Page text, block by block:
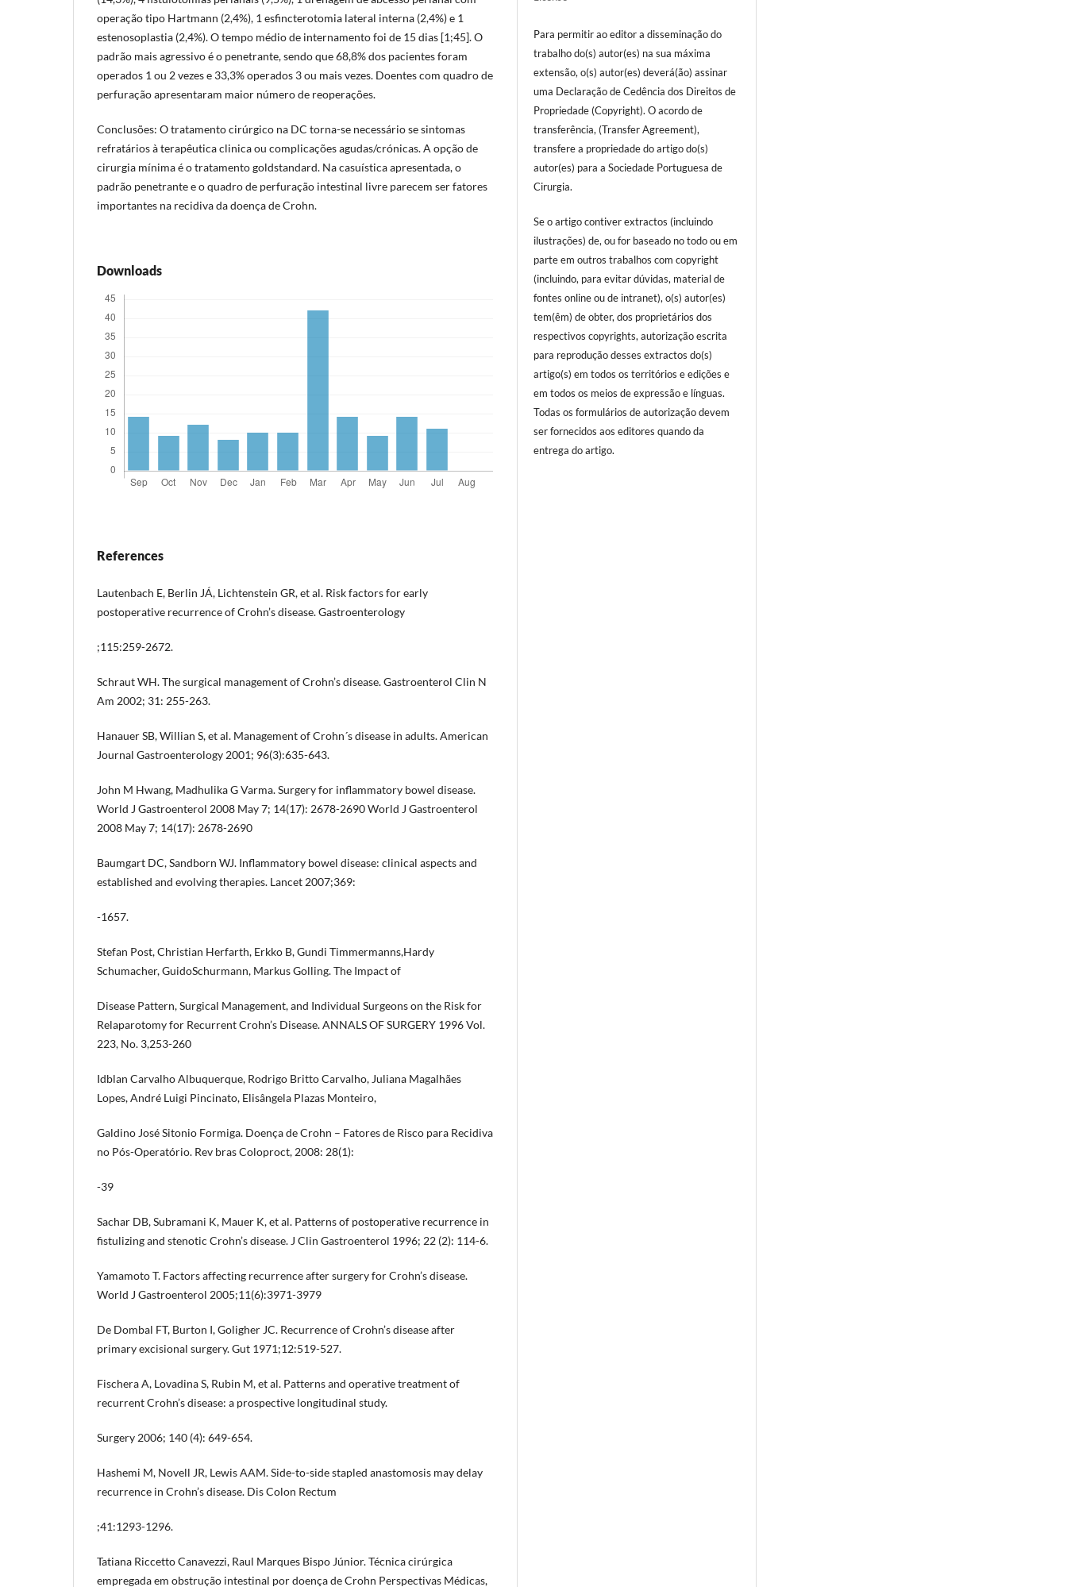
operação tipo Hartmann (2,4%), 1 esfincterotomia lateral interna (2,4%) e 1
estenosoplastia (2,4%). O tempo médio de internamento foi de 15 dias [1;45]. O
padrão mais agressivo é o penetrante, sendo que 68,8% dos pacientes foram
operados 1 ou 2 vezes e 33,3% operados 3 ou mais vezes. Doentes com quadro de
perfuração apresentaram maior número de reoperações.
Conclusões: O tratamento cirúrgico na DC torna-se necessário se sintomas
refratários à terapêutica clinica ou complicações agudas/crónicas. A opção de
cirurgia mínima é o tratamento goldstandard. Na casuística apresentada, o
padrão penetrante e o quadro de perfuração intestinal livre parecem ser fatores
importantes na recidiva da doença de Crohn.
Downloads
References
Lautenbach E, Berlin JÁ, Lichtenstein GR, et al. Risk factors for early
postoperative recurrence of Crohn’s disease. Gastroenterology
;115:259-2672.
Schraut WH. The surgical management of Crohn’s disease. Gastroenterol Clin N
Am 2002; 31: 255-263.
Hanauer SB, Willian S, et al. Management of Crohn´s disease in adults. American
Journal Gastroenterology 2001; 96(3):635-643.
John M Hwang, Madhulika G Varma. Surgery for inflammatory bowel disease.
World J Gastroenterol 2008 May 7; 14(17): 2678-2690 World J Gastroenterol
2008 May 7; 14(17): 2678-2690
Baumgart DC, Sandborn WJ. Inflammatory bowel disease: clinical aspects and
established and evolving therapies. Lancet 2007;369:
-1657.
Stefan Post, Christian Herfarth, Erkko B, Gundi Timmermanns,Hardy
Schumacher, GuidoSchurmann, Markus Golling. The Impact of
Disease Pattern, Surgical Management, and Individual Surgeons on the Risk for
Relaparotomy for Recurrent Crohn’s Disease. ANNALS OF SURGERY 1996 Vol.
223, No. 3,253-260
Idblan Carvalho Albuquerque, Rodrigo Britto Carvalho, Juliana Magalhães
Lopes, André Luigi Pincinato, Elisângela Plazas Monteiro,
Galdino José Sitonio Formiga. Doença de Crohn – Fatores de Risco para Recidiva
no Pós-Operatório. Rev bras Coloproct, 2008: 28(1):
-39
Sachar DB, Subramani K, Mauer K, et al. Patterns of postoperative recurrence in
fistulizing and stenotic Crohn’s disease. J Clin Gastroenterol 1996; 22 (2): 114-6.
Yamamoto T. Factors affecting recurrence after surgery for Crohn’s disease.
World J Gastroenterol 2005;11(6):3971-3979
De Dombal FT, Burton I, Goligher JC. Recurrence of Crohn’s disease after
primary excisional surgery. Gut 1971;12:519-527.
Fischera A, Lovadina S, Rubin M, et al. Patterns and operative treatment of
recurrent Crohn’s disease: a prospective longitudinal study.
Surgery 2006; 140 (4): 649-654.
Hashemi M, Novell JR, Lewis AAM. Side-to-side stapled anastomosis may delay
recurrence in Crohn’s disease. Dis Colon Rectum
;41:1293-1296.
Tatiana Riccetto Canavezzi, Raul Marques Bispo Júnior. Técnica cirúrgica
empregada em obstrução intestinal por doença de Crohn Perspectivas Médicas,
Para permitir ao editor a disseminação do
trabalho do(s) autor(es) na sua máxima
extensão, o(s) autor(es) deverá(ão) assinar
uma Declaração de Cedência dos Direitos de
Propriedade (Copyright). O acordo de
transferência, (Transfer Agreement),
transfere a propriedade do artigo do(s)
autor(es) para a Sociedade Portuguesa de
Cirurgia.
Se o artigo contiver extractos (incluindo
ilustrações) de, ou for baseado no todo ou em
parte em outros trabalhos com copyright
(incluindo, para evitar dúvidas, material de
fontes online ou de intranet), o(s) autor(es)
tem(êm) de obter, dos proprietários dos
respectivos copyrights, autorização escrita
para reprodução desses extractos do(s)
artigo(s) em todos os territórios e edições e
em todos os meios de expressão e línguas.
Todas os formulários de autorização devem
ser fornecidos aos editores quando da
entrega do artigo.